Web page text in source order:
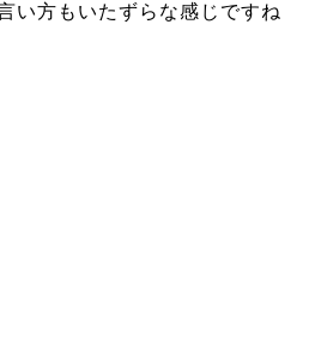
い方もいたずらな感じですね